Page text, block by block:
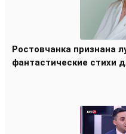
Ростовчанка признана
фантастические стихи